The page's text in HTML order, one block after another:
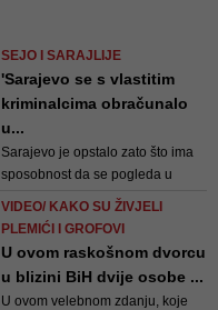
SEJO I SARAJLIJE
'Sarajevo se s vlastitim
kriminalcima obračunalo
u...
Sarajevo je opstalo zato što ima
sposobnost da se pogleda u
ogledalo i ne slaže se s onim što
vidi. A Sejo Sexon je korektiv,
brana vel’koj rijeci ludila"
VIDEO/ KAKO SU ŽIVJELI
PLEMIĆI I GROFOVI
U ovom raskošnom dvorcu
u blizini BiH dvije osobe ...
U ovom velebnom zdanju, koje